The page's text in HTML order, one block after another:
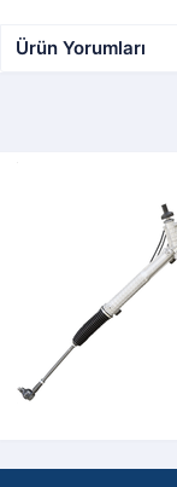
Ürün Yorumları